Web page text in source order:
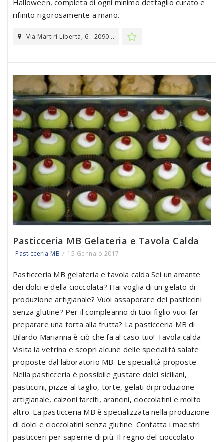
Halloween, completa di ogni minimo dettaglio curato e
rifinito rigorosamente a mano.
Via Martiri Libertà, 6 - 2090...
Pasticceria MB Gelateria e Tavola Calda
Pasticceria MB 15 Gennaio 2017
Pasticceria MB gelateria e tavola calda Sei un amante
dei dolci e della cioccolata? Hai voglia di un gelato di
produzione artigianale? Vuoi assaporare dei pasticcini
senza glutine? Per il compleanno di tuoi figlio vuoi far
preparare una torta alla frutta? La pasticceria MB di
Bilardo Marianna è ciò che fa al caso tuo! Tavola calda
Visita la vetrina e scopri alcune delle specialità salate
proposte dal laboratorio MB. Le specialità proposte
Nella pasticceria è possibile gustare dolci siciliani,
pasticcini, pizze al taglio, torte, gelati di produzione
artigianale, calzoni farciti, arancini, cioccolatini e molto
altro. La pasticceria MB è specializzata nella produzione
di dolci e cioccolatini senza glutine. Contatta i maestri
pasticceri per saperne di più. Il regno del cioccolato